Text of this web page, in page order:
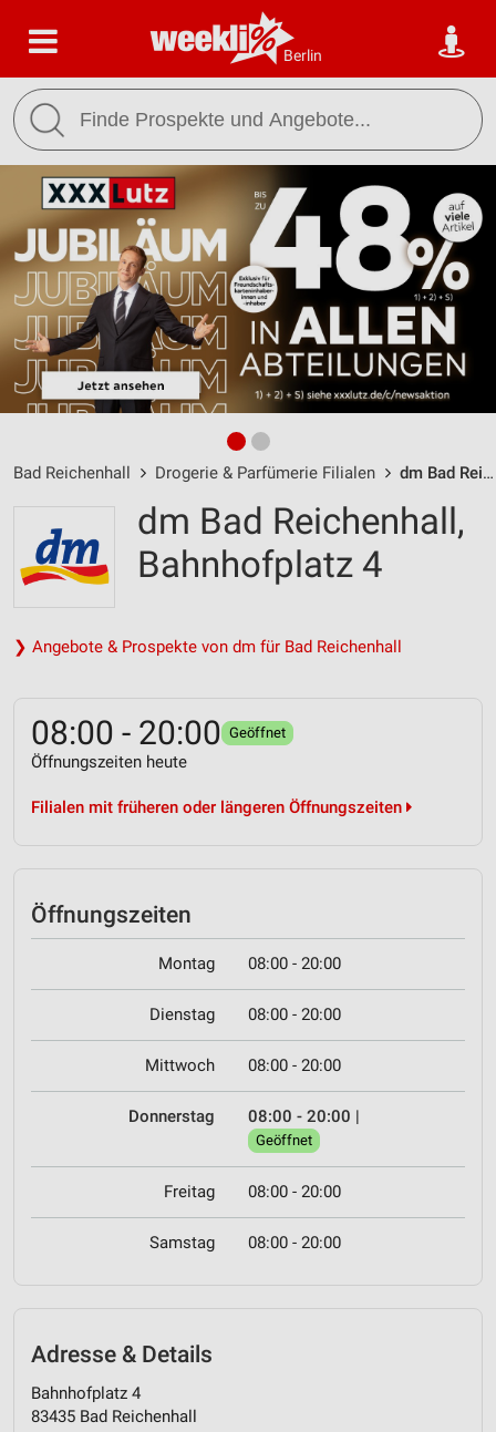
Berlin
Bad Reichenhall Drogerie & Parfümerie Filialen dm Bad Reichenhall / Bahnhofplatz 4 - Öffnungszeiten & Adresse
dm Bad Reichenhall,
Bahnhofplatz 4
❯ Angebote & Prospekte von dm für Bad Reichenhall
08:00 - 20:00 Geöffnet
Öffnungszeiten heute
Filialen mit früheren oder längeren Öffnungszeiten
Öffnungszeiten
Montag 08:00 - 20:00
Dienstag 08:00 - 20:00
Mittwoch 08:00 - 20:00
Donnerstag 08:00 - 20:00 |
Geöffnet
Freitag 08:00 - 20:00
Samstag 08:00 - 20:00
Adresse & Details
Bahnhofplatz 4
83435 Bad Reichenhall